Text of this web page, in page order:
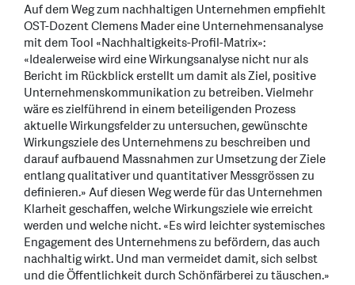
Auf dem Weg zum nachhaltigen Unternehmen empfiehlt
OST-Dozent Clemens Mader eine Unternehmensanalyse
mit dem Tool «Nachhaltigkeits-Profil-Matrix»:
«Idealerweise wird eine Wirkungsanalyse nicht nur als
Bericht im Rückblick erstellt um damit als Ziel, positive
Unternehmenskommunikation zu betreiben. Vielmehr
wäre es zielführend in einem beteiligenden Prozess
aktuelle Wirkungsfelder zu untersuchen, gewünschte
Wirkungsziele des Unternehmens zu beschreiben und
darauf aufbauend Massnahmen zur Umsetzung der Ziele
entlang qualitativer und quantitativer Messgrössen zu
definieren.» Auf diesen Weg werde für das Unternehmen
Klarheit geschaffen, welche Wirkungsziele wie erreicht
werden und welche nicht. «Es wird leichter systemisches
Engagement des Unternehmens zu befördern, das auch
nachhaltig wirkt. Und man vermeidet damit, sich selbst
und die Öffentlichkeit durch Schönfärberei zu täuschen.»